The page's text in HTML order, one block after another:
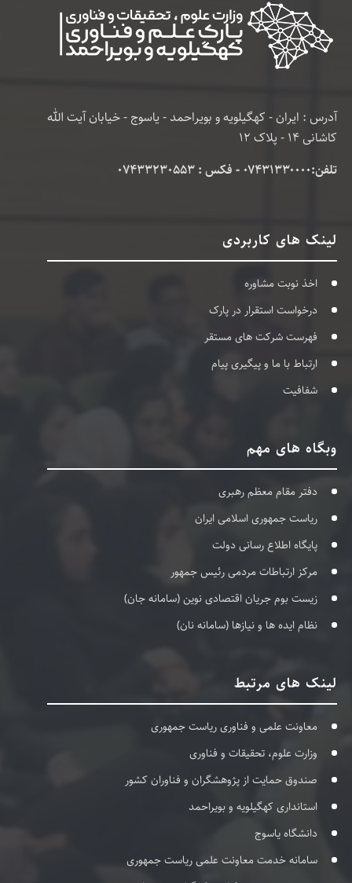
آدرس : ایران - کهگیلویه و بویراحمد - یاسوج - خیابان آیت الله
کاشانی 14 - پلاک 12
تلفن:۰۷۴۳۱۳۳۰۰۰۰ - فکس : 07433230553
لینک های کاربردی
اخذ نوبت مشاوره
درخواست استقرار در پارک
فهرست شرکت های مستقر
ارتباط با ما و پیگیری پیام
شفافیت
وبگاه های مهم
دفتر مقام معظم رهبری
ریاست جمهوری اسلامی ایران
پایگاه اطلاع رسانی دولت
مرکز ارتباطات مردمی رئیس جمهور
زیست بوم جریان اقتصادی نوین (سامانه جان)
نظام ایده ها و نیازها (سامانه نان)
لینک های مرتبط
معاونت علمی و فناوری ریاست جمهوری
وزارت علوم، تحقیقات و فناوری
صندوق حمایت از پژوهشگران و فناوران کشور
استانداری کهگیلویه و بویراحمد
دانشگاه یاسوج
سامانه خدمت معاونت علمی ریاست جمهوری